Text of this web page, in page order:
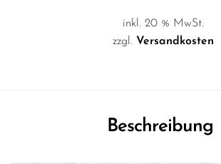
inkl. 20 % MwSt.
zzgl. Versandkosten
Beschreibung